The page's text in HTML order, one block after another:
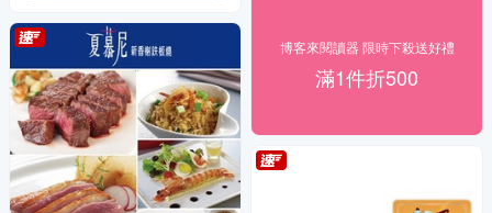
博客來閱讀器 限時下殺送好禮
滿1件折500